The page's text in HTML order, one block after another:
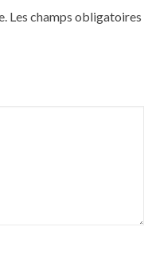
Les champs obligatoires